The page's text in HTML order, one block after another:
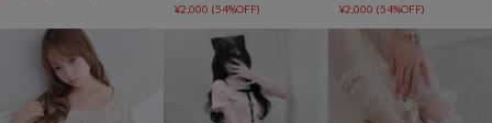
¥2,000 (54%OFF)
¥2,000 (54%OFF)